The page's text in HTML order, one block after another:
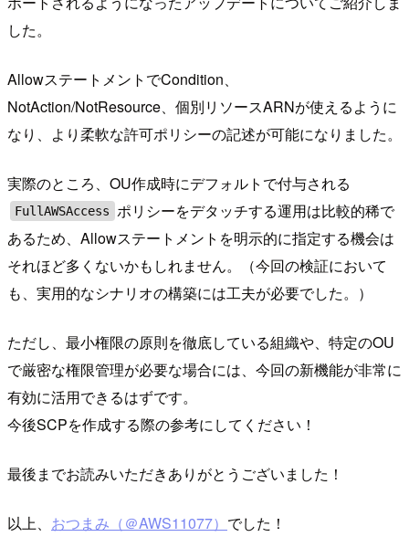
した。
AllowステートメントでCondition、
NotAction/NotResource、個別リソースARNが使えるように
なり、より柔軟な許可ポリシーの記述が可能になりました。
実際のところ、OU作成時にデフォルトで付与される
FullAWSAccess ポリシーをデタッチする運用は比較的稀で
あるため、Allowステートメントを明示的に指定する機会は
それほど多くないかもしれません。（今回の検証において
も、実用的なシナリオの構築には工夫が必要でした。）
ただし、最小権限の原則を徹底している組織や、特定のOU
で厳密な権限管理が必要な場合には、今回の新機能が非常に
有効に活用できるはずです。
今後SCPを作成する際の参考にしてください！
最後までお読みいただきありがとうございました！
以上、 おつまみ（＠AWS11077） でした！